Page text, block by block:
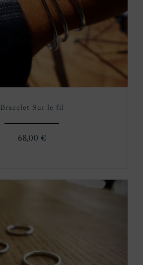
Bracelet Sur le fil
68,00 €